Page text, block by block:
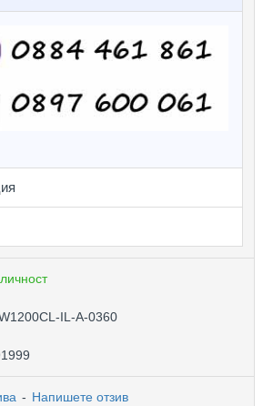
IL-A-0360
- Напишете отзив